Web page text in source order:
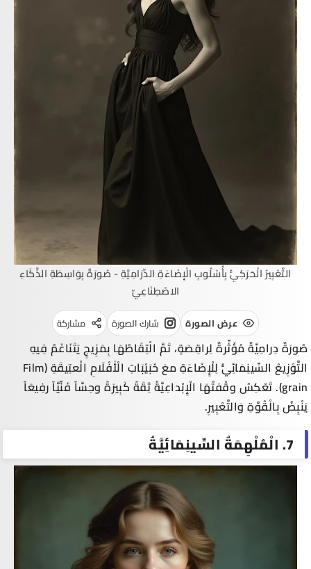
التَّعْبِيرُ الْحَرَكِيُّ بِأُسْلُوبِ الْإِضَاءَةِ الدِّرَامِيَّةِ - صُورَةٌ بِوَاسِطَةِ الذَّكَاءِ
الاصْطِنَاعِيِّ
عرض الصورة شارك الصورة مشاركة
صُورَةٌ دِرامِيَّةٌ مُؤَثِّرةٌ لِراقِصَةٍ، تَمَّ الْتِقَاطُهَا بِمَزِيجٍ يَتَنَاغَمُ فِيهِ
التَّوْزِيعُ السِّينِمَائِيُّ لِلْإِضَاءَةِ معَ حُبَيْبَاتِ الْأَفْلَامِ الْعتِيقَةِ (Film
grain). تَعْكِسُ وقْفتُهَا الْإِبْداعِيَّةُ ثِقَةً كَبِيرَةً وحِسَّاً فَنِّيَّاً رفِيعَاً
يَنْبِضُ بِالْقُوَّةِ وَالتَّعْبِيرِ.
7. الْمُلْهِمَةُ السِّينِمَائِيَّةُ